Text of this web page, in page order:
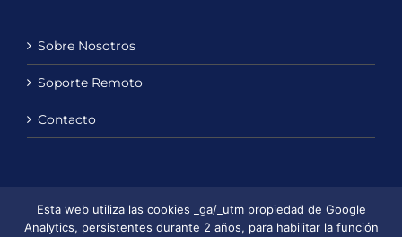
Sobre Nosotros
Soporte Remoto
Contacto
Política de Cookies
Esta web utiliza las cookies _ga/_utm propiedad de Google
Analytics, persistentes durante 2 años, para habilitar la función